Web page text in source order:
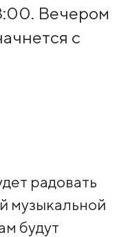
Вечером
с
радовать
музыкальной
будут